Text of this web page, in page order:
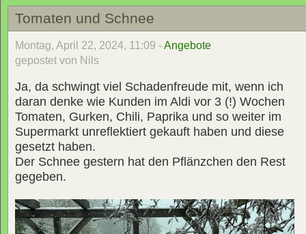
Tomaten und Schnee
Montag, April 22, 2024, 11:09 -Angebote
gepostet von Nils
Ja, da schwingt viel Schadenfreude mit, wenn ich
daran denke wie Kunden im Aldi vor 3 (!) Wochen
Tomaten, Gurken, Chili, Paprika und so weiter im
Supermarkt unreflektiert gekauft haben und diese
gesetzt haben.
Der Schnee gestern hat den Pflänzchen den Rest
gegeben.